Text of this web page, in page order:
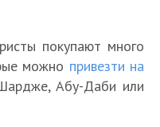
покупают много
можно привезти на
Абу-Даби или